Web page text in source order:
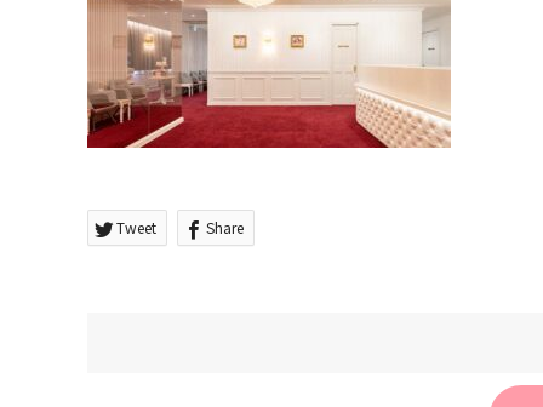
Tweet Share